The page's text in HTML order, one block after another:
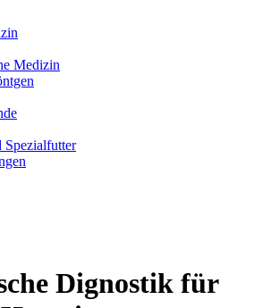
Medizin
Spezialfutter
Dignostik für